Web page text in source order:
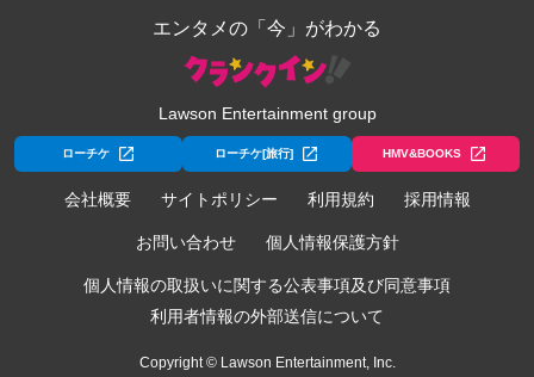
エンタメの「今」がわかる
Lawson Entertainment group
ローチケ ローチケ[旅行] HMV&BOOKS
会社概要 サイトポリシー 利用規約 採用情報
お問い合わせ 個人情報保護方針
個人情報の取扱いに関する公表事項及び同意事項
利用者情報の外部送信について
Copyright © Lawson Entertainment, Inc.